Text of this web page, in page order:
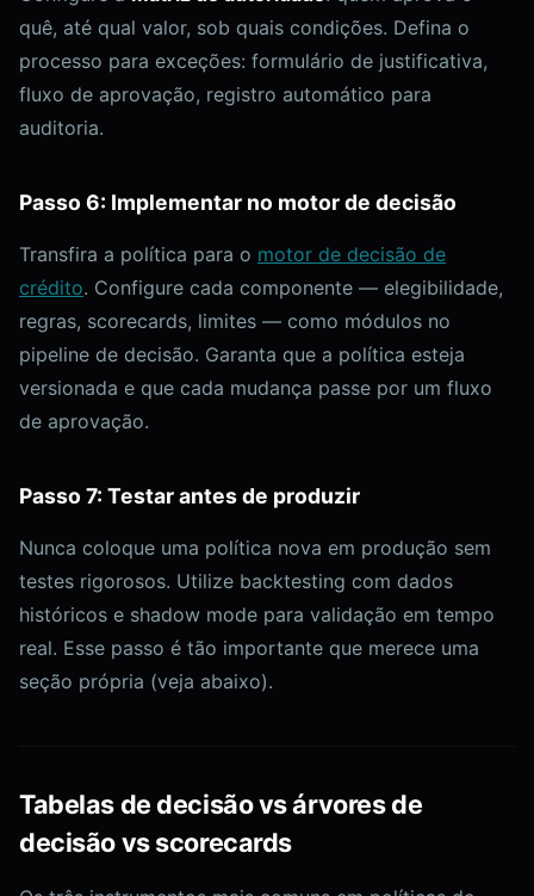
quê, até qual valor, sob quais condições. Defina o
processo para exceções: formulário de justificativa,
fluxo de aprovação, registro automático para
auditoria.
Passo 6: Implementar no motor de decisão
Transfira a política para o motor de decisão de
crédito. Configure cada componente — elegibilidade,
regras, scorecards, limites — como módulos no
pipeline de decisão. Garanta que a política esteja
versionada e que cada mudança passe por um fluxo
de aprovação.
Passo 7: Testar antes de produzir
Nunca coloque uma política nova em produção sem
testes rigorosos. Utilize backtesting com dados
históricos e shadow mode para validação em tempo
real. Esse passo é tão importante que merece uma
seção própria (veja abaixo).
Tabelas de decisão vs árvores de
decisão vs scorecards